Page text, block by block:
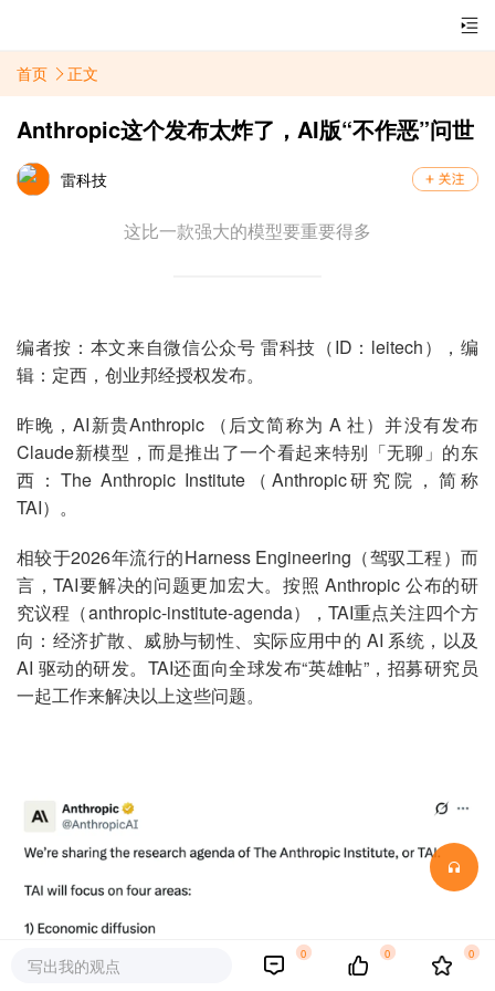
首页 正文
Anthropic这个发布太炸了，AI版“不作恶”问世
雷科技
这比一款强大的模型要重要得多
编者按：本文来自微信公众号 雷科技（ID：leitech），编
辑：定西，创业邦经授权发布。
昨晚，AI新贵Anthropic （后文简称为 A 社）并没有发布
Claude新模型，而是推出了一个看起来特别「无聊」的东
西：The Anthropic Institute（Anthropic研究院，简称
TAI）。
相较于2026年流行的Harness Engineering（驾驭工程）而
言，TAI要解决的问题更加宏大。按照 Anthropic 公布的研
究议程（anthropic-institute-agenda），TAI重点关注四个方
向：经济扩散、威胁与韧性、实际应用中的 AI 系统，以及
AI 驱动的研发。TAI还面向全球发布“英雄帖”，招募研究员
一起工作来解决以上这些问题。
写出我的观点
0 0 0